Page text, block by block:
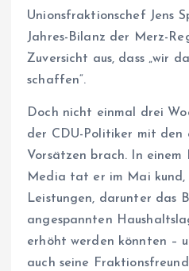
Unionsfraktionschef Jens
Jahres-Bilanz der Merz-
Zuversicht aus, dass „wir
schaffen“.
Doch nicht einmal drei
der CDU-Politiker mit den
Vorsätzen brach. In
Media tat er im Mai kund,
Leistungen, darunter das
angespannten
erhöht werden könnten –
auch seine